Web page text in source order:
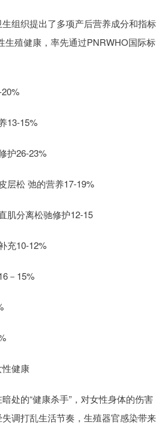
组织提出了多项产后营养成分和指标
生殖健康，率先通过PNRWHO国际标
13-15%
护26-23%
层松 弛的营养17-19%
肌分离松驰修护12-15
充10-12%
－15%
健康
处的“健康杀手”，对女性身体的伤害
调打乱生活节奏，生殖器官感染带来